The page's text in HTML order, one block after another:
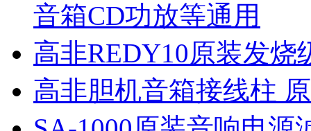
音箱CD功放等通用
高非REDY10原装发
高非胆机音箱接线柱